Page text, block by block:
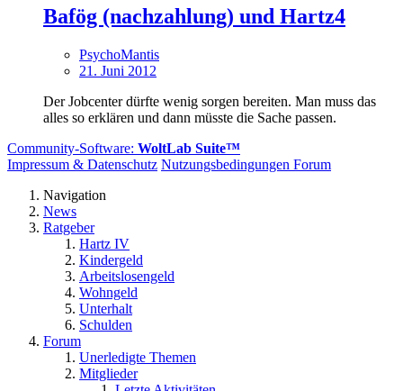
Bafög (nachzahlung) und Hartz4
PsychoMantis
21. Juni 2012
Der Jobcenter dürfte wenig sorgen bereiten. Man muss das
alles so erklären und dann müsste die Sache passen.
Community-Software: WoltLab Suite™
Impressum & Datenschutz Nutzungsbedingungen Forum
Navigation
News
Ratgeber
Hartz IV
Kindergeld
Arbeitslosengeld
Wohngeld
Unterhalt
Schulden
Forum
Unerledigte Themen
Mitglieder